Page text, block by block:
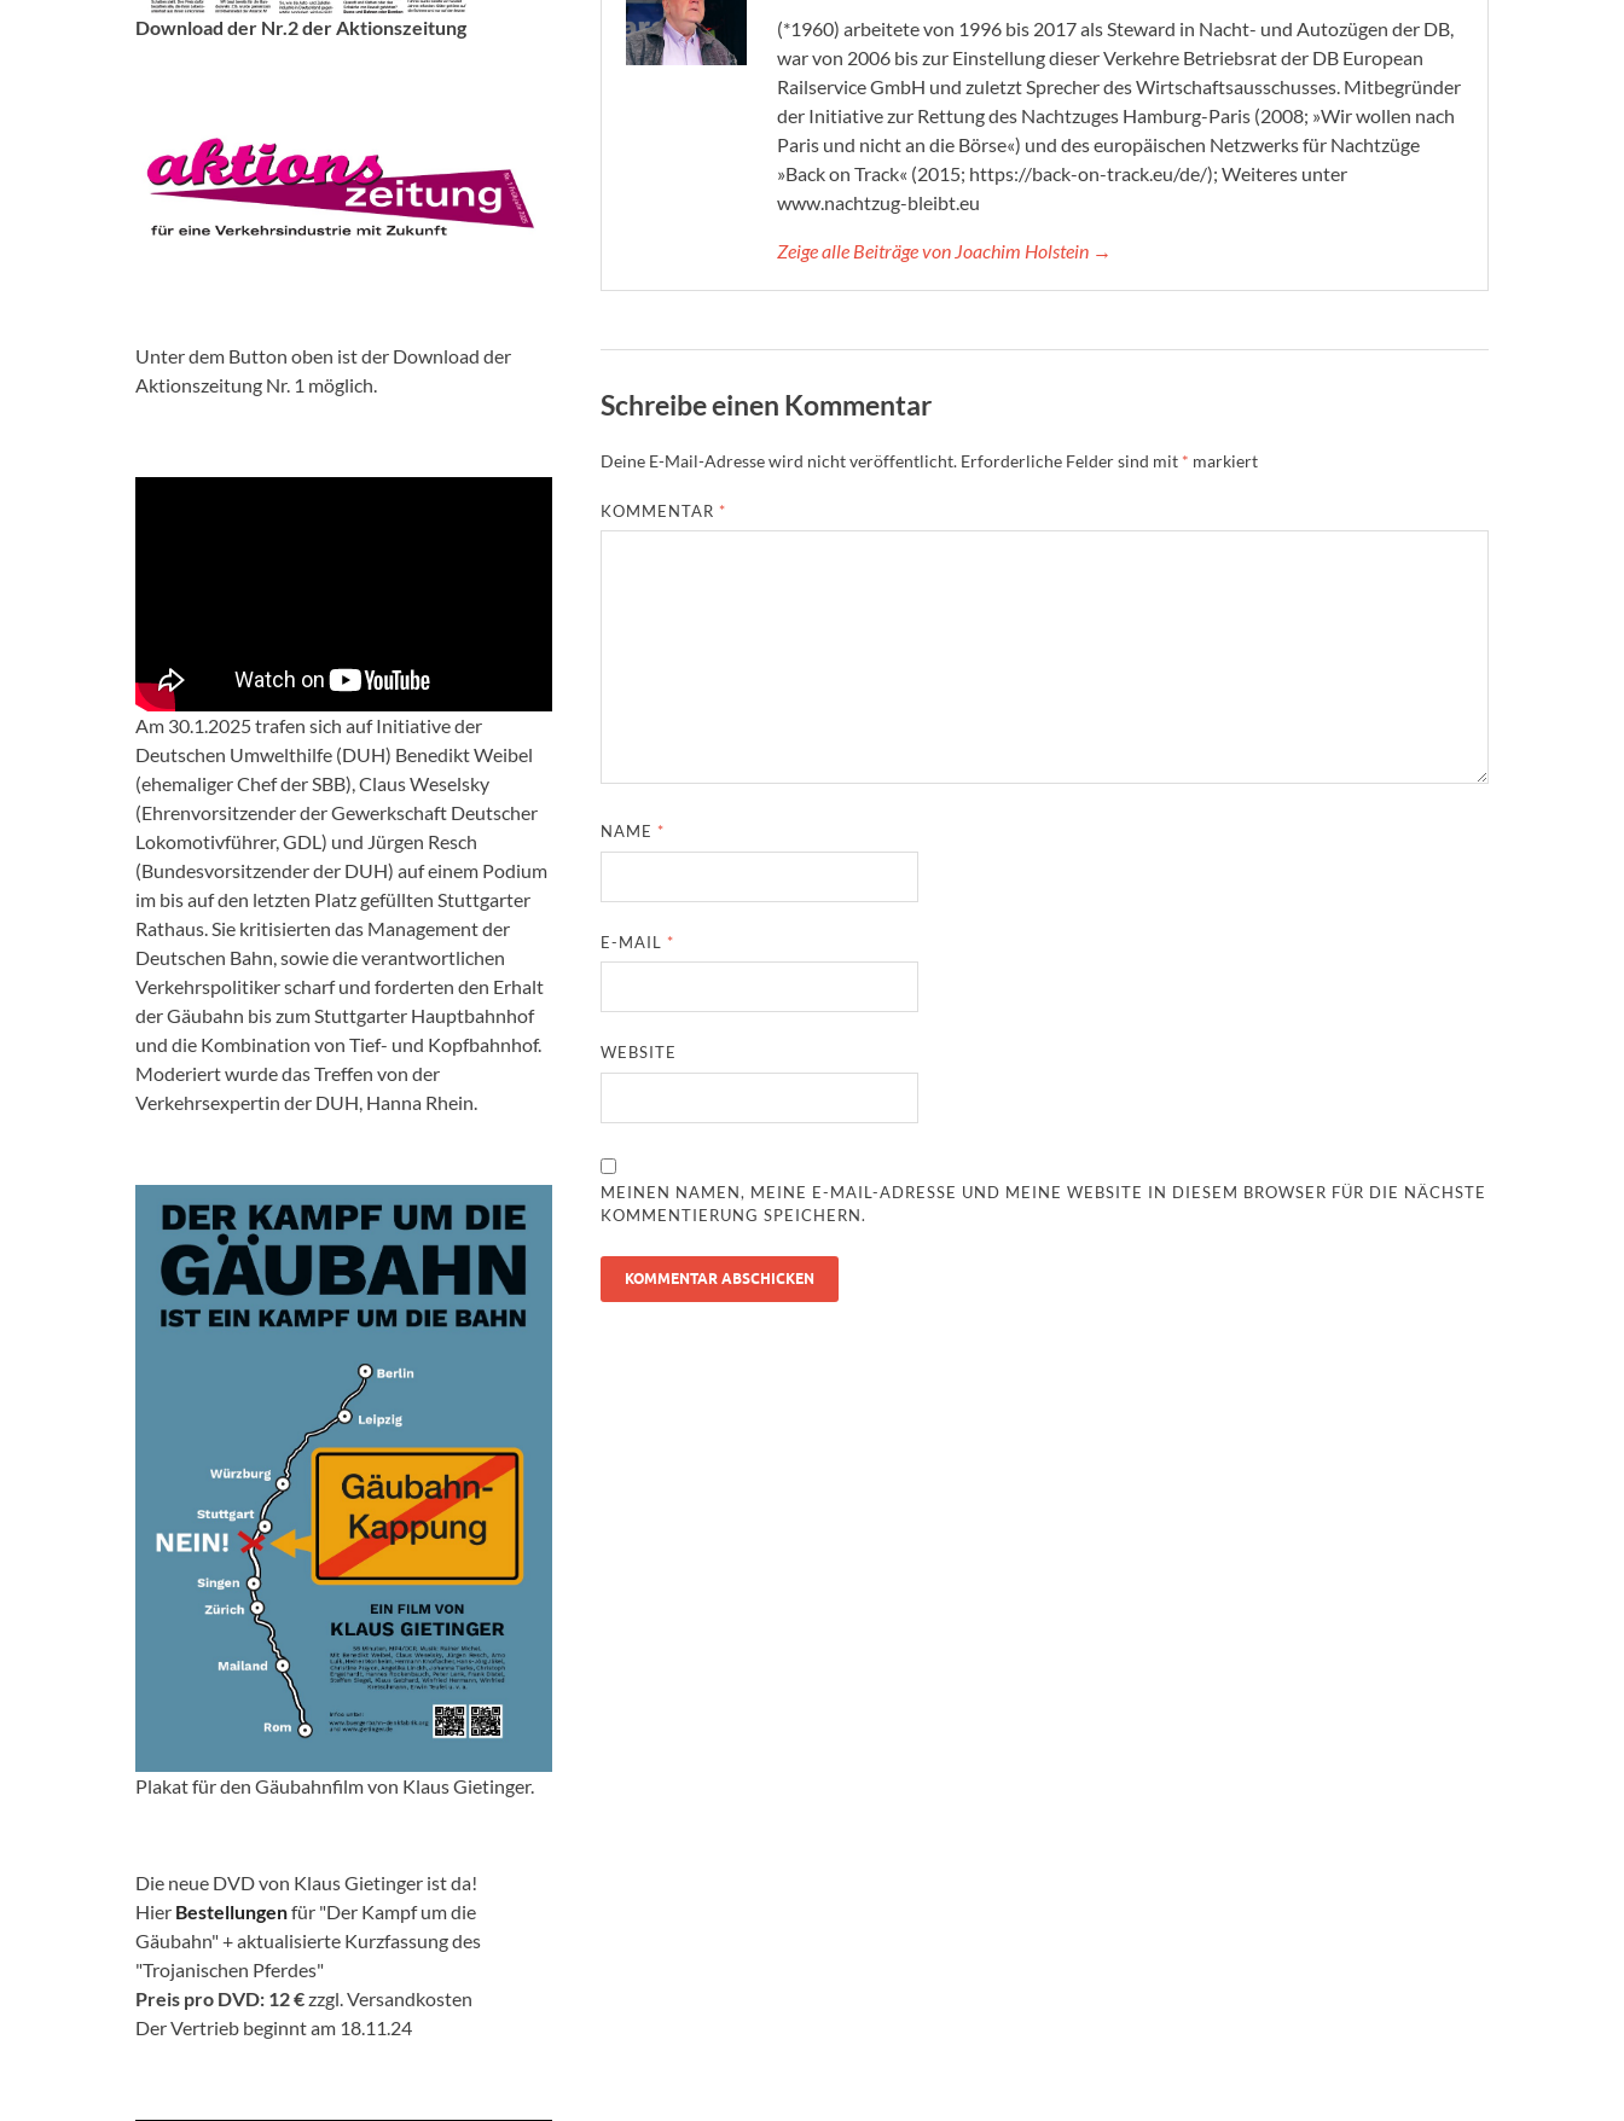
(*1960) arbeitete von 1996 bis 2017 als Steward in Nacht- und Autozügen der DB,
war von 2006 bis zur Einstellung dieser Verkehre Betriebsrat der DB European
Railservice GmbH und zuletzt Sprecher des Wirtschaftsausschusses. Mitbegründer
der Initiative zur Rettung des Nachtzuges Hamburg-Paris (2008; »Wir wollen nach
Paris und nicht an die Börse«) und des europäischen Netzwerks für Nachtzüge
»Back on Track« (2015; https://back-on-track.eu/de/); Weiteres unter
www.nachtzug-bleibt.eu
Zeige alle Beiträge von Joachim Holstein →
Schreibe einen Kommentar
Deine E-Mail-Adresse wird nicht veröffentlicht. Erforderliche Felder sind mit * markiert
KOMMENTAR *
NAME *
E-MAIL *
WEBSITE
MEINEN NAMEN, MEINE E-MAIL-ADRESSE UND MEINE WEBSITE IN DIESEM BROWSER FÜR DIE NÄCHSTE
KOMMENTIERUNG SPEICHERN.
Download der Nr.2 der Aktionszeitung
Unter dem Button oben ist der Download der
Aktionszeitung Nr. 1 möglich.
Am 30.1.2025 trafen sich auf Initiative der
Deutschen Umwelthilfe (DUH) Benedikt Weibel
(ehemaliger Chef der SBB), Claus Weselsky
(Ehrenvorsitzender der Gewerkschaft Deutscher
Lokomotivführer, GDL) und Jürgen Resch
(Bundesvorsitzender der DUH) auf einem Podium
im bis auf den letzten Platz gefüllten Stuttgarter
Rathaus. Sie kritisierten das Management der
Deutschen Bahn, sowie die verantwortlichen
Verkehrspolitiker scharf und forderten den Erhalt
der Gäubahn bis zum Stuttgarter Hauptbahnhof
und die Kombination von Tief- und Kopfbahnhof.
Moderiert wurde das Treffen von der
Verkehrsexpertin der DUH, Hanna Rhein.
Plakat für den Gäubahnfilm von Klaus Gietinger.
Die neue DVD von Klaus Gietinger ist da!
Hier Bestellungenfür "Der Kampf um die
Gäubahn" + aktualisierte Kurzfassung des
"Trojanischen Pferdes"
Preis pro DVD: 12 €zzgl. Versandkosten
Der Vertrieb beginnt am 18.11.24